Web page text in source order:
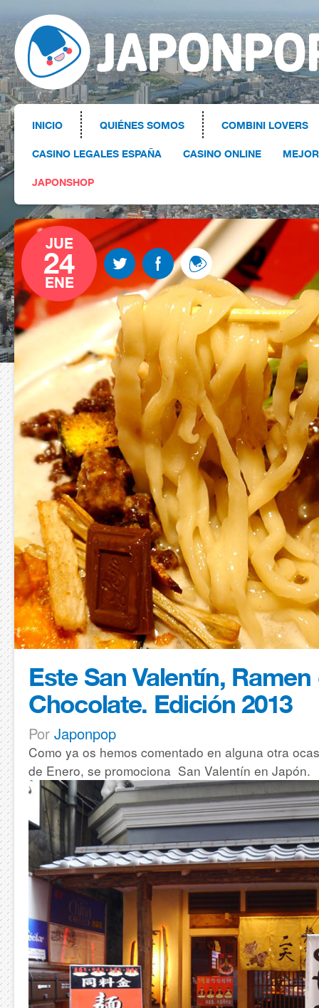
INICIO QUIÉNES SOMOS COMBINI LOVERS
CASINO LEGALES ESPAÑA CASINO ONLINE
JAPONSHOP
JUE
24
ENE
Este San Valentín,
Chocolate. Edición 2013
Por Japonpop
Como ya os hemos comentado en alguna otra
de Enero, se promociona San Valentín en Japón.